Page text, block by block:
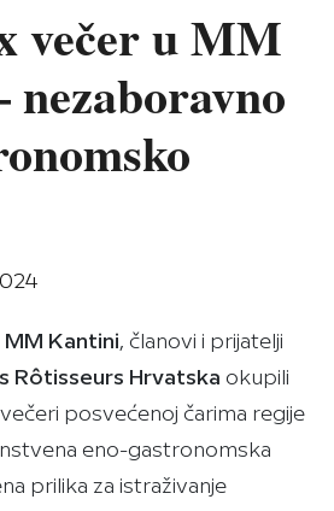
večer u MM
MM Kantini, članovi i prijatelji
Rôtisseurs Hrvatska okupili
posvećenoj čarima regije
eno-gastronomska
prilika za istraživanje